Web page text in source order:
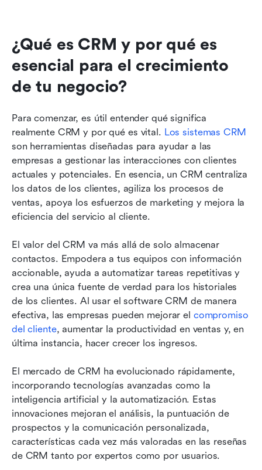
¿Qué es CRM y por qué es
esencial para el crecimiento
de tu negocio?
Para comenzar, es útil entender qué significa
realmente CRM y por qué es vital. Los sistemas CRM
son herramientas diseñadas para ayudar a las
empresas a gestionar las interacciones con clientes
actuales y potenciales. En esencia, un CRM centraliza
los datos de los clientes, agiliza los procesos de
ventas, apoya los esfuerzos de marketing y mejora la
eficiencia del servicio al cliente.
El valor del CRM va más allá de solo almacenar
contactos. Empodera a tus equipos con información
accionable, ayuda a automatizar tareas repetitivas y
crea una única fuente de verdad para los historiales
de los clientes. Al usar el software CRM de manera
efectiva, las empresas pueden mejorar el compromiso
del cliente, aumentar la productividad en ventas y, en
última instancia, hacer crecer los ingresos.
El mercado de CRM ha evolucionado rápidamente,
incorporando tecnologías avanzadas como la
inteligencia artificial y la automatización. Estas
innovaciones mejoran el análisis, la puntuación de
prospectos y la comunicación personalizada,
características cada vez más valoradas en las reseñas
de CRM tanto por expertos como por usuarios.